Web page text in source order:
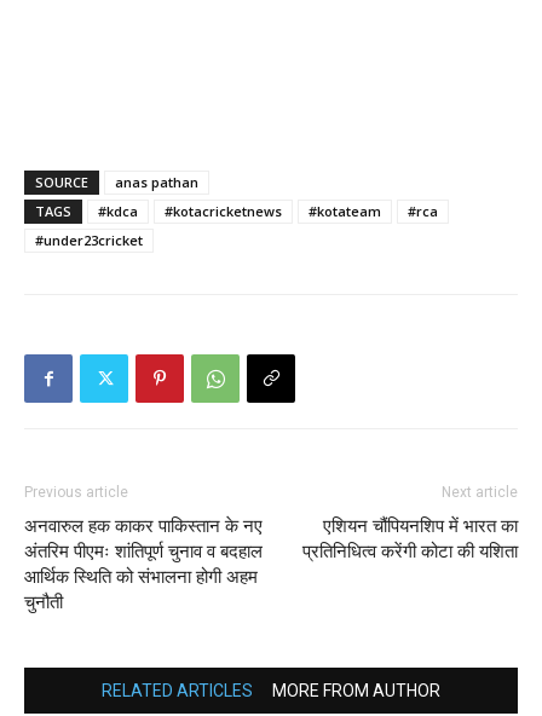
SOURCE
anas pathan
TAGS
#kdca #kotacricketnews #kotateam
#rca
#under23cricket
Previous article
अनवारुल हक काकर पाकिस्तान के नए
अंतरिम पीएमः शांतिपूर्ण चुनाव व बदहाल
आर्थिक स्थिति को संभालना होगी अहम
चुनौती
Next article
एशियन चौंपियनशिप में भारत का
प्रतिनिधित्व करेंगी कोटा की यशिता
RELATED ARTICLES MORE FROM AUTHOR